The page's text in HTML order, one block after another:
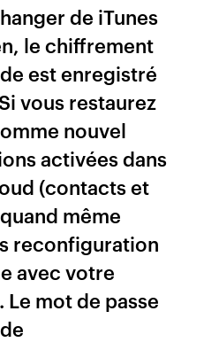
de iTunes
le chiffrement
est enregistré
vous restaurez
nouvel
activées dans
(contacts et
même
reconfiguration
avec votre
mot de passe